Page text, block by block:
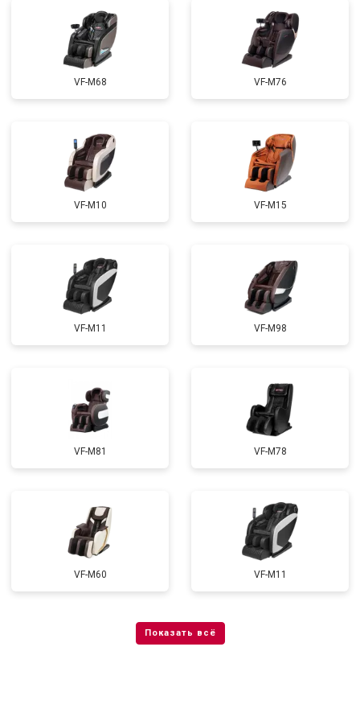
Ремонт купюроприемника от 4700 ₽ Заказать
Замена сетевого трансформатора от 4500 ₽
VF-M68 VF-M76
VF-M10 VF-M15
VF-M11 VF-M98
VF-M81 VF-M78
VF-M60 VF-M11